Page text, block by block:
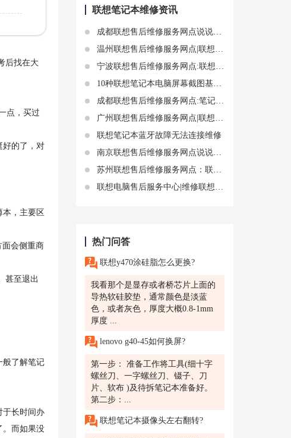
后找在大
点，买过
的了，对
，主要区
会侧重商
甚至退出
了解笔记
长时间办
。而如果没
联想笔记本维修资讯
成都联想售后维修服务网点说说联想电脑换排线或联想硬盘排线知识
温州联想售后维修服务网点|联想笔记本进水了怎么办？跟着这个教程，你的电脑还有救
宁波联想售后维修服务网点:联想笔记本电脑主板电池更换指南
10种联想笔记本电脑屏幕截图基本方法
成都联想售后维修服务网点:笔记本电脑开机黑屏没反应怎么办 联想电脑突然黑屏无电源问题分析
广州联想售后维修服务网点|联想笔记本电脑蓝屏无法开机，这些方法教你轻松修复
联想笔记本蓝牙故障无法连接维修
南京联想售后维修服务网点说说联想笔记本电脑开机太慢了怎么操作
苏州联想售后维修服务网点：联想笔记本电脑开机鼠标亮了键盘和显示器没反应怎么回事
联想电脑售后服务中心|维修联想笔记本外屏多少钱和常见问题介绍
热门问答
联想y470涂硅脂怎么更换?
我看那个是显存或者桥芯片上面的
导热软硅胶垫，通常颜色是淡蓝
色，或者灰色，厚度大概0.8-1mm
厚度 ...
lenovo g40-45如何换屏?
第一步： 准备工作将工具(细十字
螺丝刀、一字螺丝刀、镊子、刀
片、软布 )及待拆笔记本准备好。
第二步：...
联想笔记本摄像头左右翻转?